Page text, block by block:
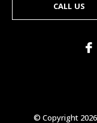
CALL US
© Copyright 2026